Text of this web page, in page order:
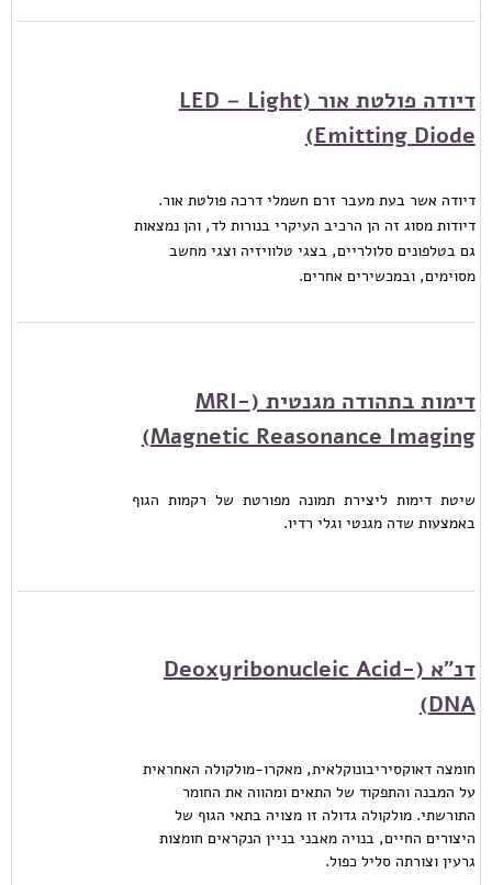
דיודה פולטת אור (LED – Light
Emitting Diode)
דיודה אשר בעת מעבר זרם חשמלי דרכה פולטת אור.
דיודות מסוג זה הן הרכיב העיקרי בנורות לד, והן נמצאות
גם בטלפונים סלולריים, בצגי טלוויזיה וצגי מחשב
מסוימים, ובמכשירים אחרים.
דימות בתהודה מגנטית (MRI-
Magnetic Reasonance Imaging)
שיטת דימות ליצירת תמונה מפורטת של רקמות הגוף
באמצעות שדה מגנטי וגלי רדיו.
דנ"א (Deoxyribonucleic Acid-
DNA)
חומצה דאוקסיריבונוקלאית, מאקרו-מולקולה האחראית
על המבנה והתפקוד של התאים ומהווה את החומר
התורשתי. מולקולה גדולה זו מצויה בתאי הגוף של
היצורים החיים, בנויה מאבני בניין הנקראים חומצות
גרעין וצורתה סליל כפול.